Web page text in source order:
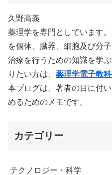
久野高義
薬理学を専門としています
を個体、臓器、細胞及び分
治療を行うための知識を学
りたい方は、 薬理学電子教
本ブログは、著者の目に付
めるためのメモです。
カテゴリー
テクノロジー・科学